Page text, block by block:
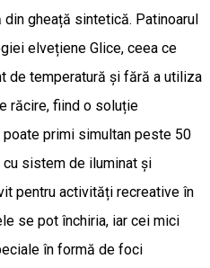
gheață sintetică. Patinoarul
elvețiene Glice, ceea ce
de temperatură și fără a utiliza
răcire, fiind o soluție
primi simultan peste 50
sistem de iluminat și
pentru activități recreative în
se pot închiria, iar cei mici
în formă de foci